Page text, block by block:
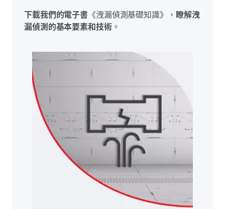
下載我們的電子書 《洩漏偵測基礎知識》， 瞭解洩
漏偵測的基本要素和技術。